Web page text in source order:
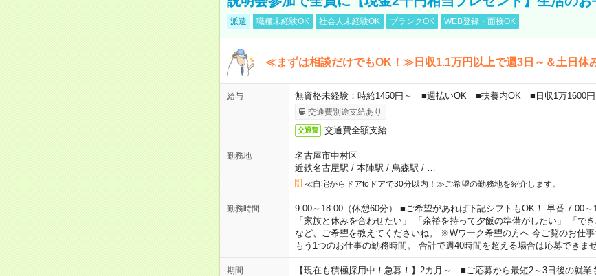
派遣 職種未経験OK 社会人未経験OK ブランクOK WEB登録・面接OK
≪まずは相談だけでもOK！≫日収1.1万円以上で週3日～＆土日休
給与 無資格未経験：時給1450円～ ■週払いOK ■扶養内OK ■日収1万1600円
交通費別途支給あり
交通費 交通費全額支給
勤務地
名古屋市中村区
近鉄名古屋駅 / 本陣駅 / 烏森駅 /
≪自宅からドアtoドアで30分以内！≫ご希望の勤務地を紹介します。
勤務時間
9:00～18:00（休憩60分） ■ご希望があれば下記シフトもOK！ 早番 7:00
「家族と休みを合わせたい」 「余裕を持って夕飯の準備がしたい」 「で
など、ご希望を教えてくださいね。 ※Wワーク希望の方へ 今ご覧のお仕事
もう1つのお仕事の勤務時間。 合計で週40時間を超える場合は応募できませ
期間 【現在も積極採用中！急募！】2カ月～ ■ご応募から最短2～3日後の就業